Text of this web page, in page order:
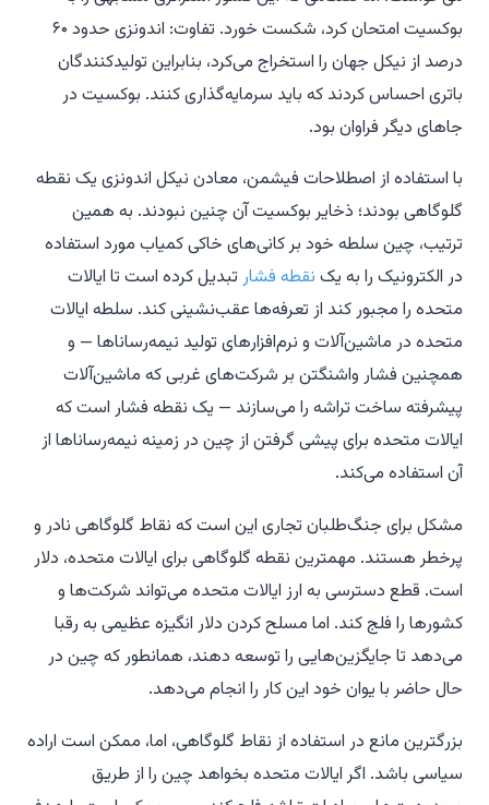
بوکسیت امتحان کرد، شکست خورد. تفاوت: اندونزی حدود ۶۰
درصد از نیکل جهان را استخراج می‌کرد، بنابراین تولیدکنندگان
باتری احساس کردند که باید سرمایه‌گذاری کنند. بوکسیت در
جاهای دیگر فراوان بود.
با استفاده از اصطلاحات فیشمن، معادن نیکل اندونزی یک نقطه
گلوگاهی بودند؛ ذخایر بوکسیت آن چنین نبودند. به همین
ترتیب، چین سلطه خود بر کانی‌های خاکی کمیاب مورد استفاده
در الکترونیک را به یک نقطه فشار تبدیل کرده است تا ایالات
متحده را مجبور کند از تعرفه‌ها عقب‌نشینی کند. سلطه ایالات
متحده در ماشین‌آلات و نرم‌افزارهای تولید نیمه‌رساناها — و
همچنین فشار واشنگتن بر شرکت‌های غربی که ماشین‌آلات
پیشرفته ساخت تراشه را می‌سازند — یک نقطه فشار است که
ایالات متحده برای پیشی گرفتن از چین در زمینه نیمه‌رساناها از
آن استفاده می‌کند.
مشکل برای جنگ‌طلبان تجاری این است که نقاط گلوگاهی نادر و
پرخطر هستند. مهمترین نقطه گلوگاهی برای ایالات متحده، دلار
است. قطع دسترسی به ارز ایالات متحده می‌تواند شرکت‌ها و
کشورها را فلج کند. اما مسلح کردن دلار انگیزه عظیمی به رقبا
می‌دهد تا جایگزین‌هایی را توسعه دهند، همانطور که چین در
حال حاضر با یوان خود این کار را انجام می‌دهد.
بزرگترین مانع در استفاده از نقاط گلوگاهی، اما، ممکن است اراده
سیاسی باشد. اگر ایالات متحده بخواهد چین را از طریق